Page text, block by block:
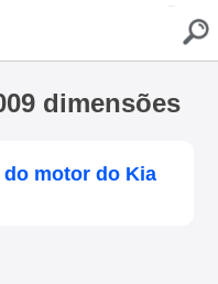
dimensões
motor do Kia